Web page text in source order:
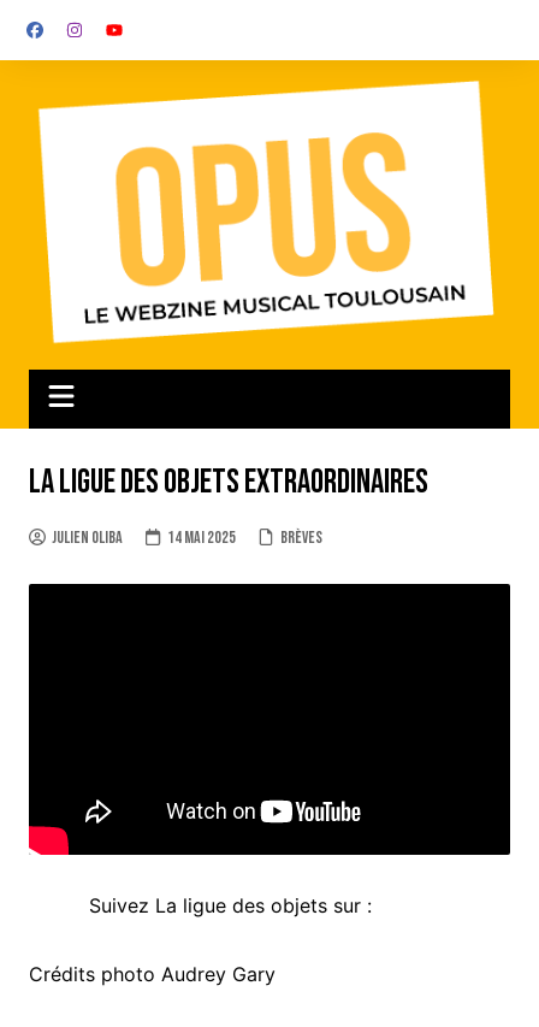
La Ligue des Objets extraordinaires
Julien Oliba 14 mai 2025 Brèves
Suivez La ligue des objets sur :
Crédits photo Audrey Gary